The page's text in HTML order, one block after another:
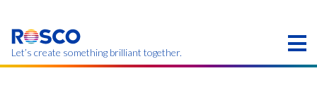
main
content
Let’s create something brilliant together.